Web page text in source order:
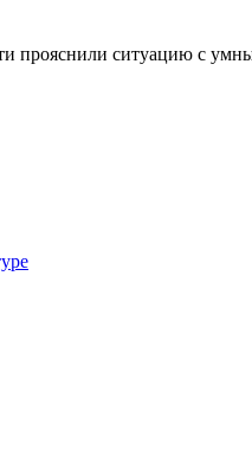
ситуацию с